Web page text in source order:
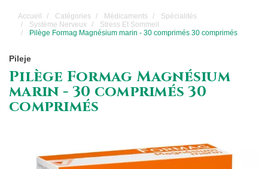
Saint-
Martin
Accueil Catégories Médicaments
Spécialités
Système Nerveux
Stress Et Sommeil
Pilège Formag Magnésium marin - 30 comprimés 30 comprimés
Pileje
Pilège Formag Magnésium
marin - 30 comprimés 30
comprimés